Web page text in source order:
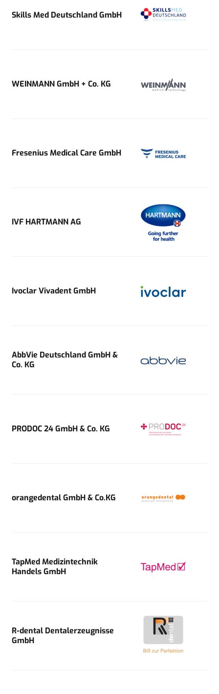
Skills Med Deutschland GmbH
WEINMANN GmbH + Co. KG
Fresenius Medical Care GmbH
IVF HARTMANN AG
Ivoclar Vivadent GmbH
AbbVie Deutschland GmbH &
Co. KG
PRODOC 24 GmbH & Co. KG
orangedental GmbH & Co.KG
TapMed Medizintechnik
Handels GmbH
R-dental Dentalerzeugnisse
GmbH